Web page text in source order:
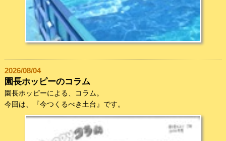
2026/08/04
園長ホッピーのコラム
園長ホッピーによる、コラム。
今回は、『今つくるべき土台』です。